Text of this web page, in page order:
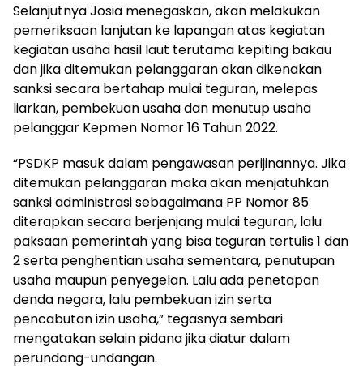
Selanjutnya Josia menegaskan, akan melakukan
pemeriksaan lanjutan ke lapangan atas kegiatan
kegiatan usaha hasil laut terutama kepiting bakau
dan jika ditemukan pelanggaran akan dikenakan
sanksi secara bertahap mulai teguran, melepas
liarkan, pembekuan usaha dan menutup usaha
pelanggar Kepmen Nomor 16 Tahun 2022.
“PSDKP masuk dalam pengawasan perijinannya. Jika
ditemukan pelanggaran maka akan menjatuhkan
sanksi administrasi sebagaimana PP Nomor 85
diterapkan secara berjenjang mulai teguran, lalu
paksaan pemerintah yang bisa teguran tertulis 1 dan
2 serta penghentian usaha sementara, penutupan
usaha maupun penyegelan. Lalu ada penetapan
denda negara, lalu pembekuan izin serta
pencabutan izin usaha,” tegasnya sembari
mengatakan selain pidana jika diatur dalam
perundang-undangan.